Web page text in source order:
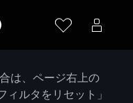
は、ページ右上の
ィルタをリセット」